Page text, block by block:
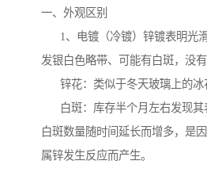
一、外观区别
1、电镀（冷镀）锌镀表明光
发银白色略带、可能有白斑，没有
锌花：类似于冬天玻璃上的冰
白斑：库存半个月左右发现其
白斑数量随时间延长而增多，是
属锌发生反应而产生。